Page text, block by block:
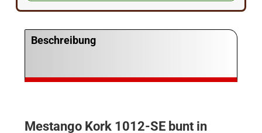
Beschreibung
Mestango Kork 1012-SE bunt in